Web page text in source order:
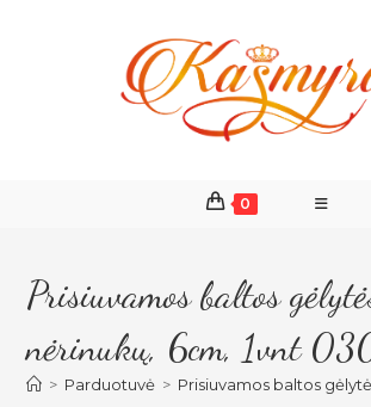
0
Prisiuvamos baltos
nėrinukų, 6cm, 1vnt
> Parduotuvė > Prisiuvamos baltos